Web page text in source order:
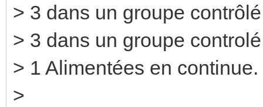
> 3 dans un groupe
> 3 dans un groupe
> 1 Alimentées en continue.
>